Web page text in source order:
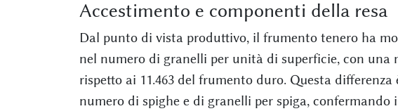
Accestimento e componenti della resa
Dal punto di vista produttivo, il frumento tenero ha
nel numero di granelli per unità di superficie, con una
rispetto ai 11.463 del frumento duro. Questa
numero di spighe e di granelli per spiga, confermando